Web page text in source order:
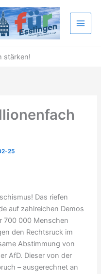
stärken!
25
Das riefen
auf zahlreichen Demos
700 000 Menschen
den Rechtsruck im
Abstimmung von
AfD. Dieser von der
– ausgerechnet an